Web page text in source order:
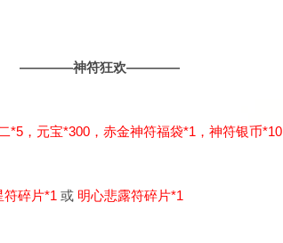
————神符狂欢————
*5， 元宝*300， 赤金神符福袋*1，神符银币*10
符碎片*1 或 明心悲露符碎片*1